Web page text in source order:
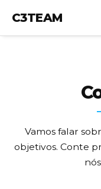
C3TEAM
Vamos falar
objetivos. Conte